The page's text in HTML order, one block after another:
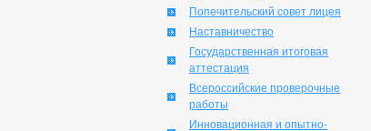
Попечительский совет лицея
Наставничество
Государственная итоговая
аттестация
Всероссийские проверочные
работы
Инновационная и опытно-